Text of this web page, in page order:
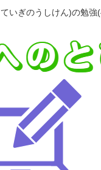
いぎのうしけん)の勉